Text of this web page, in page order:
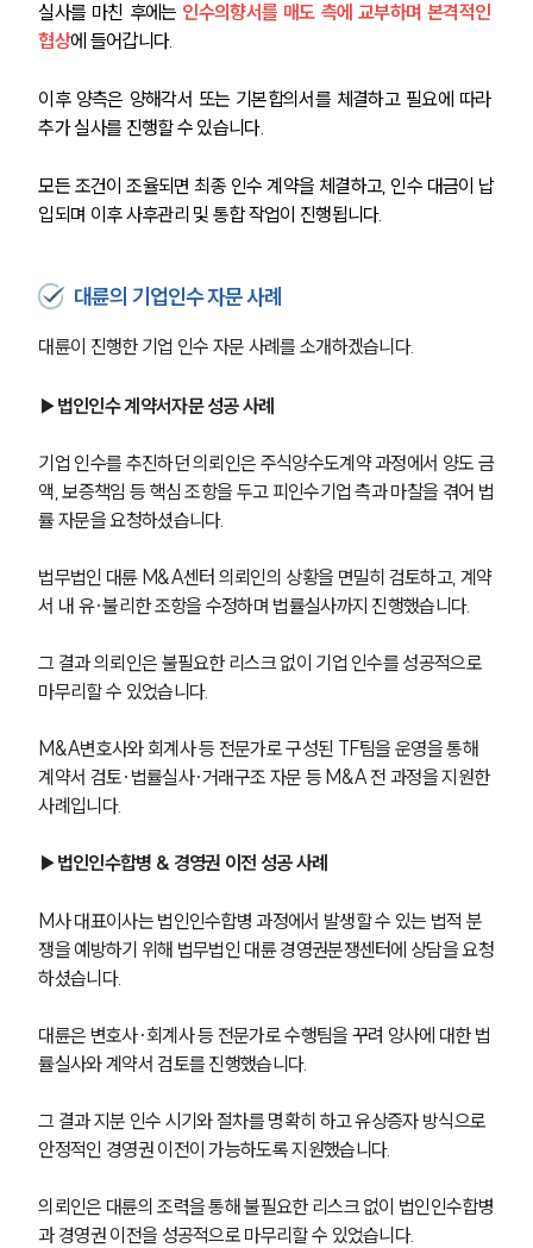
소식/자료
언론보도
공지사항
법률 블로그
세미나
실사를 마친 후에는 인수의향서를 매도 측에 교부하며 본격적인
협상에 들어갑니다.
이후 양측은 양해각서 또는 기본합의서를 체결하고 필요에 따라
추가 실사를 진행할 수 있습니다.
모든 조건이 조율되면 최종 인수 계약을 체결하고, 인수 대금이 납
입되며 이후 사후관리 및 통합 작업이 진행됩니다.
대륜의 기업인수 자문 사례
대륜이 진행한 기업 인수 자문 사례를 소개하겠습니다.
▶법인인수 계약서자문 성공 사례
기업 인수를 추진하던 의뢰인은 주식양수도계약 과정에서 양도 금
액, 보증책임 등 핵심 조항을 두고 피인수기업 측과 마찰을 겪어 법
률 자문을 요청하셨습니다.
법무법인 대륜 M&A센터 의뢰인의 상황을 면밀히 검토하고, 계약
서 내 유·불리한 조항을 수정하며 법률실사까지 진행했습니다.
그 결과 의뢰인은 불필요한 리스크 없이 기업 인수를 성공적으로
마무리할 수 있었습니다.
M&A변호사와 회계사 등 전문가로 구성된 TF팀을 운영을 통해
계약서 검토·법률실사·거래구조 자문 등 M&A 전 과정을 지원한
사례입니다.
▶법인인수합병 & 경영권 이전 성공 사례
M사 대표이사는 법인인수합병 과정에서 발생할 수 있는 법적 분
쟁을 예방하기 위해 법무법인 대륜 경영권분쟁센터에 상담을 요청
하셨습니다.
대륜은 변호사·회계사 등 전문가로 수행팀을 꾸려 양사에 대한 법
률실사와 계약서 검토를 진행했습니다.
그 결과 지분 인수 시기와 절차를 명확히 하고 유상증자 방식으로
안정적인 경영권 이전이 가능하도록 지원했습니다.
의뢰인은 대륜의 조력을 통해 불필요한 리스크 없이 법인인수합병
과 경영권 이전을 성공적으로 마무리할 수 있었습니다.